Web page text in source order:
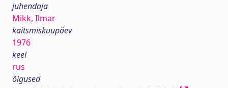
juhendaja
Mikk, Ilmar
kaitsmiskuupäev
1976
keel
rus
õigused